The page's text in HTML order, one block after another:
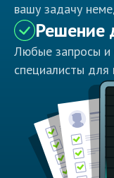
вашу задачу
Решение
Любые запросы
специалисты